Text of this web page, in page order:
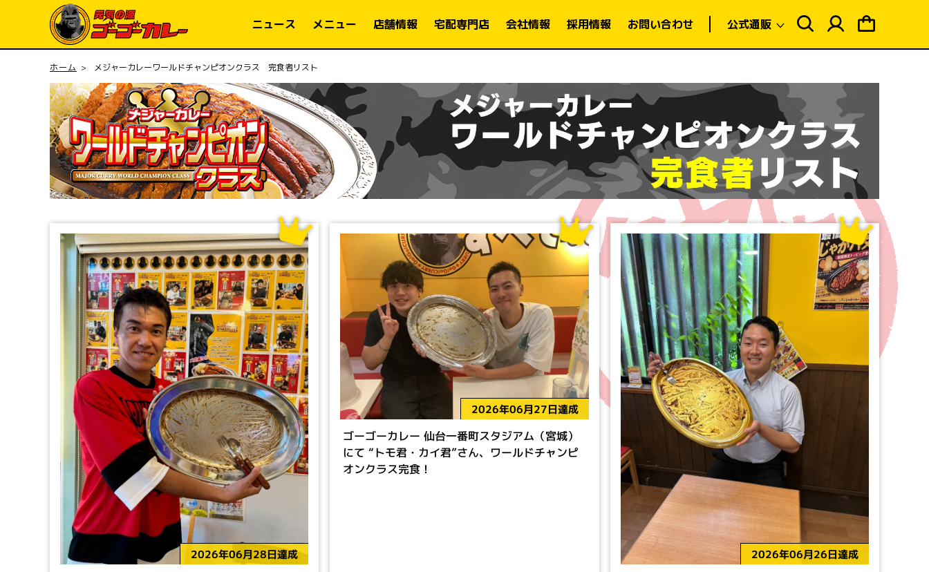
ンツに
ニュース メニュー 店舗情報 宅配専門店 会社情報 採用情報 お問い合わせ 公式通販
グ
イ
ン
カ
ト
ホーム メジャーカレーワールドチャンピオンクラス 完食者リスト
2026年06月28日達成
2026年06月27日達成
ゴーゴーカレー 仙台一番町スタジアム（宮城）
にて “トモ君・カイ君”さん、ワールドチャンピ
オンクラス完食！
2026年06月26日達成